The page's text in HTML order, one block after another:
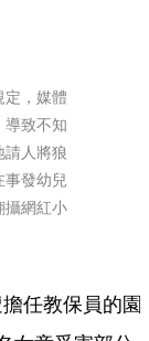
定，媒體
導致不知
請人將狼
事發幼兒
攝網紅小
任教保員的園